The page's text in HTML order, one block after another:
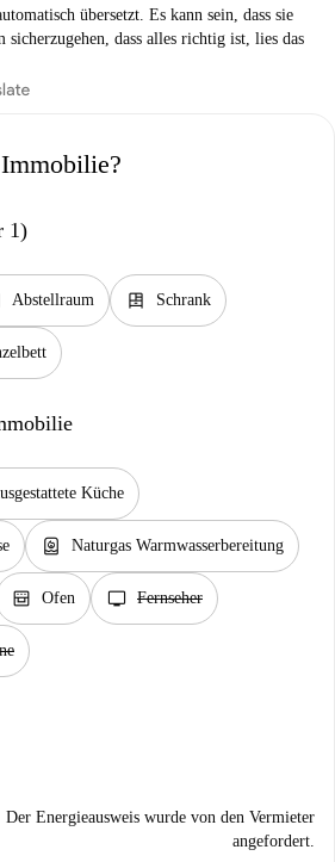
übersetzt. Es kann sein, dass sie
dass alles richtig ist, lies das
1)
Abstellraum dresser Schrank
Küche
water_heater Naturgas Warmwasserbereitung
oven_gen Ofen tv Fernseher
Der Energieausweis wurde von den Vermieter
angefordert.